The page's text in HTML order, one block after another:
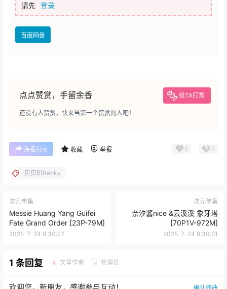
请先 登录
百度网盘
点点赞赏，手留余香 给TA打赏
还没有人赞赏，快来当第一个赞赏的人吧！
海报分享 收藏 举报 0 0
贝贝琪Becky
次元单集
Messie Huang Yang Guifei
Fate Grand Order [23P-79M]
2025-7-24 9:30:27
次元单集
奈汐酱nice &云溪溪 象牙塔
[70P1V-972M]
2025-7-24 9:30:51
1 条回复 A 文章作者 M 管理员